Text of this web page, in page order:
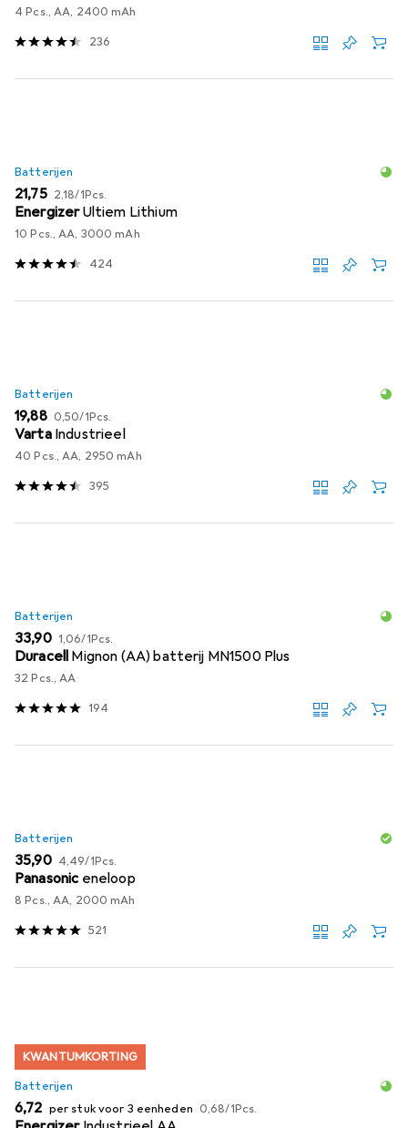
4 Pcs., AA, 2400 mAh
236
Batterijen
EUR
21,75 EUR
2,18/1Pcs.
EnergizerUltiem Lithium
10 Pcs., AA, 3000 mAh
424
Batterijen
EUR
19,88 EUR
0,50/1Pcs.
Varta Industrieel
40 Pcs., AA, 2950 mAh
395
Batterijen
EUR
33,90 EUR
1,06/1Pcs.
Duracell Mignon (AA) batterij MN1500 Plus
32 Pcs., AA
194
Batterijen
EUR
35,90 EUR
4,49/1Pcs.
Panasonic eneloop
8 Pcs., AA, 2000 mAh
521
KWANTUMKORTING
Batterijen
EUR
6,72 per stuk voor 3 eenheden EUR
0,68/1Pcs.